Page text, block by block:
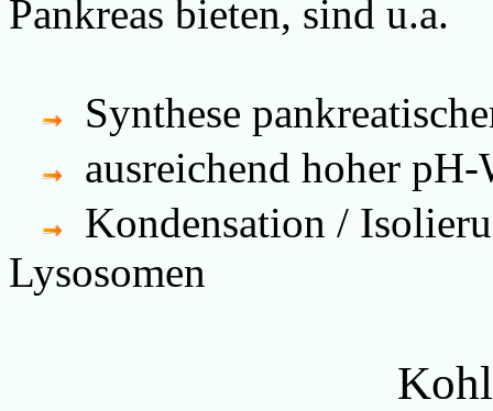
Pankreas bieten, sind u.a.
Synthese
ausreichend hoher pH-
Kondensation /
Lysosomen